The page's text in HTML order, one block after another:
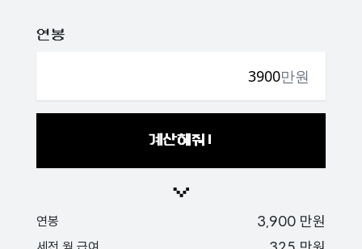
연봉
만원
계산해줘!
연봉 3,900 만원